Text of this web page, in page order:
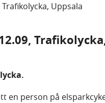
Uppsala
en person på